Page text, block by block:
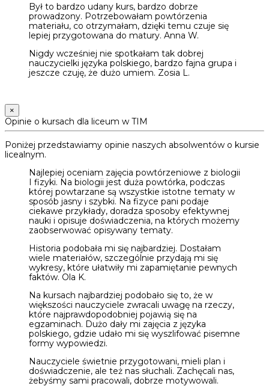
Był to bardzo udany kurs, bardzo dobrze
prowadzony. Potrzebowałam powtórzenia
materiału, co otrzymałam, dzięki temu czuje się
lepiej przygotowana do matury. Anna W.
Nigdy wcześniej nie spotkałam tak dobrej
nauczycielki języka polskiego, bardzo fajna grupa i
jeszcze czuję, że dużo umiem. Zosia L.
×
Opinie o kursach dla liceum w TIM
Poniżej przedstawiamy opinie naszych absolwentów o kursie
licealnym.
Najlepiej oceniam zajęcia powtórzeniowe z biologii
I fizyki. Na biologii jest duża powtórka, podczas
której powtarzane są wszystkie istotne tematy w
sposób jasny i szybki. Na fizyce pani podaje
ciekawe przykłady, doradza sposoby efektywnej
nauki i opisuje doświadczenia, na których możemy
zaobserwować opisywany tematy.
Historia podobała mi się najbardziej. Dostałam
wiele materiałów, szczególnie przydają mi się
wykresy, które ułatwiły mi zapamiętanie pewnych
faktów. Ola K.
Na kursach najbardziej podobało się to, że w
większości nauczyciele zwracali uwagę na rzeczy,
które najprawdopodobniej pojawią się na
egzaminach. Dużo dały mi zajęcia z języka
polskiego, gdzie udało mi się wyszlifować pisemne
formy wypowiedzi.
Nauczyciele świetnie przygotowani, mieli plan i
doświadczenie, ale też nas słuchali. Zachęcali nas,
żebyśmy sami pracowali, dobrze motywowali.